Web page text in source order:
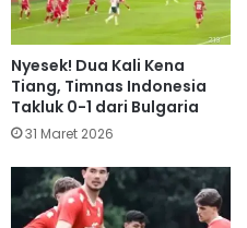
Nyesek! Dua Kali Kena
Tiang, Timnas Indonesia
Takluk 0-1 dari Bulgaria
31 Maret 2026